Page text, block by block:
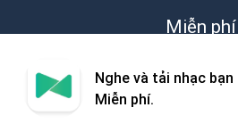
Miễn phí
Nghe và tải nhạc
Miễn phí.